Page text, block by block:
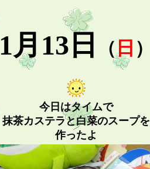
1月13日 （日 ）
今日はタイムで
抹茶カステラと白菜のスープを
作ったよ